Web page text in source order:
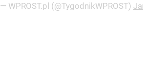
— WPROST.pl (@TygodnikWPROST)